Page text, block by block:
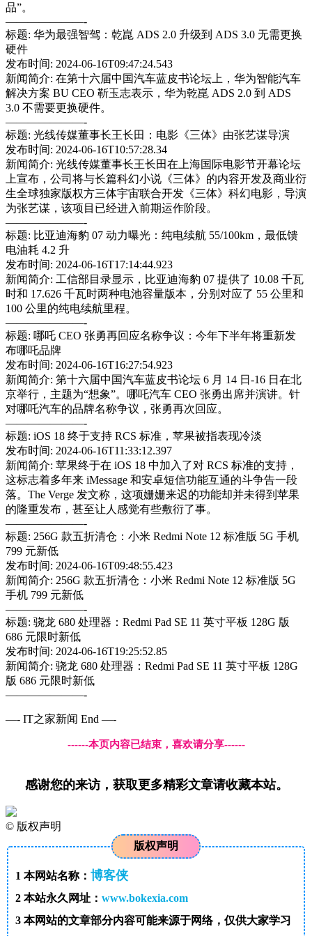
品”。
———————-
标题: 华为最强智驾：乾崑 ADS 2.0 升级到 ADS 3.0 无需更换
硬件
发布时间: 2024-06-16T09:47:24.543
新闻简介: 在第十六届中国汽车蓝皮书论坛上，华为智能汽车
解决方案 BU CEO 靳玉志表示，华为乾崑 ADS 2.0 到 ADS
3.0 不需要更换硬件。
———————-
标题: 光线传媒董事长王长田：电影《三体》由张艺谋导演
发布时间: 2024-06-16T10:57:28.34
新闻简介: 光线传媒董事长王长田在上海国际电影节开幕论坛
上宣布，公司将与长篇科幻小说《三体》的内容开发及商业衍
生全球独家版权方三体宇宙联合开发《三体》科幻电影，导演
为张艺谋，该项目已经进入前期运作阶段。
———————-
标题: 比亚迪海豹 07 动力曝光：纯电续航 55/100km，最低馈
电油耗 4.2 升
发布时间: 2024-06-16T17:14:44.923
新闻简介: 工信部目录显示，比亚迪海豹 07 提供了 10.08 千瓦
时和 17.626 千瓦时两种电池容量版本，分别对应了 55 公里和
100 公里的纯电续航里程。
———————-
标题: 哪吒 CEO 张勇再回应名称争议：今年下半年将重新发
布哪吒品牌
发布时间: 2024-06-16T16:27:54.923
新闻简介: 第十六届中国汽车蓝皮书论坛 6 月 14 日-16 日在北
京举行，主题为“想象”。哪吒汽车 CEO 张勇出席并演讲。针
对哪吒汽车的品牌名称争议，张勇再次回应。
———————-
标题: iOS 18 终于支持 RCS 标准，苹果被指表现冷淡
发布时间: 2024-06-16T11:33:12.397
新闻简介: 苹果终于在 iOS 18 中加入了对 RCS 标准的支持，
这标志着多年来 iMessage 和安卓短信功能互通的斗争告一段
落。The Verge 发文称，这项姗姗来迟的功能却并未得到苹果
的隆重发布，甚至让人感觉有些敷衍了事。
———————-
标题: 256G 款五折清仓：小米 Redmi Note 12 标准版 5G 手机
799 元新低
发布时间: 2024-06-16T09:48:55.423
新闻简介: 256G 款五折清仓：小米 Redmi Note 12 标准版 5G
手机 799 元新低
———————-
标题: 骁龙 680 处理器：Redmi Pad SE 11 英寸平板 128G 版
686 元限时新低
发布时间: 2024-06-16T19:25:52.85
新闻简介: 骁龙 680 处理器：Redmi Pad SE 11 英寸平板 128G
版 686 元限时新低
———————-
—- IT之家新闻 End —-
------本页内容已结束，喜欢请分享------
感谢您的来访，获取更多精彩文章请收藏本站。
© 版权声明
版权声明
1 本网站名称： 博客侠
2本站永久网址： www.bokexia.com
3本网站的文章部分内容可能来源于网络，仅供大家学习